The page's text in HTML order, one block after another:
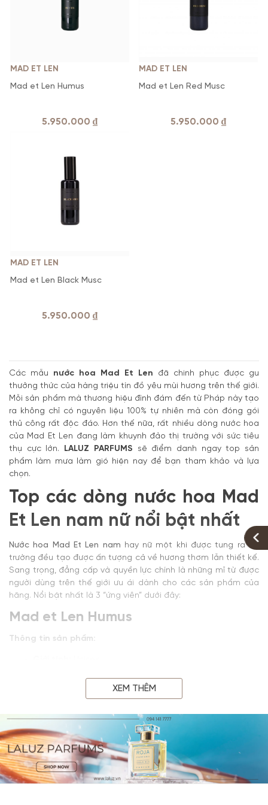
Liên hệ ngay shop nước hoa LALUZ
0941417777
để sở hữu sản phẩm nước hoa Mad et
MAD ET LEN
Mad et Len Humus
5.950.000 ₫
MAD ET LEN
Mad et Len Red Musc
5.950.000 ₫
MAD ET LEN
Mad et Len Black Musc
5.950.000 ₫
Các mẫu nước hoa Mad Et Len đã chinh phục được gu
thưởng thức của hàng triệu tín đồ yêu mùi hương trên thế giới.
Mỗi sản phẩm mà thương hiệu đình đám đến từ Pháp này tạo
ra không chỉ có nguyên liệu 100% tự nhiên mà còn đóng gói
thủ công rất độc đáo. Hơn thế nữa, rất nhiều dòng nước hoa
của Mad Et Len đang làm khuynh đảo thị trường với sức tiêu
thụ cực lớn. LALUZ PARFUMS sẽ điểm danh ngay top sản
phẩm làm mưa làm gió hiện nay để bạn tham khảo và lựa
chọn.
Top các dòng nước hoa Mad
Et Len nam nữ nổi bật nhất
Nước hoa Mad Et Len nam hay nữ một khi được tung ra thị
trường đều tạo được ấn tượng cả về hương thơm lẫn thiết kế.
Sang trọng, đẳng cấp và quyền lực chính là những mĩ từ được
người dùng trên thế giới ưu ái dành cho các sản phẩm của
hãng. Nổi bật nhất là 3 “ứng viên” dưới đây:
Mad et Len Humus
Thông tin sản phẩm:
> 2m
EDP
>25 tuổi
Thời điểm dùng thích hợp:4 mùa/năm
Hương thơm của dòngnước hoa Mad Et Lennày tạo được ấn
tượng với cá tính, độc đáo. Đó là sự hòa quyện giữa nốt hương
gỗ hòa trong hương đất ẩm, tạo nên vẻ quyến rũ, sang trọng.
XEM THÊM